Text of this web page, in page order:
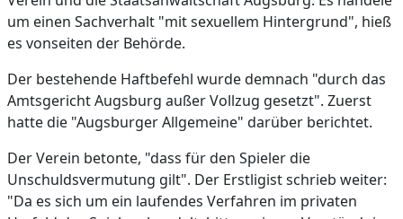
um einen Sachverhalt "mit sexuellem Hintergrund", hieß
es vonseiten der Behörde.
Der bestehende Haftbefehl wurde demnach "durch das
Amtsgericht Augsburg außer Vollzug gesetzt". Zuerst
hatte die "Augsburger Allgemeine" darüber berichtet.
Der Verein betonte, "dass für den Spieler die
Unschuldsvermutung gilt". Der Erstligist schrieb weiter:
"Da es sich um ein laufendes Verfahren im privaten